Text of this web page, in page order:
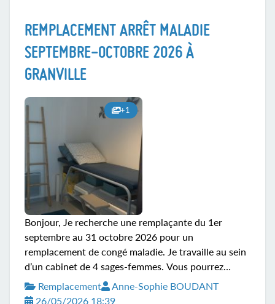
question ou problème. Nous sommes ouvertes au
compagnonnage en libéral ainsi qu'aux premières
expériences. Si souhaité, il sera également possible
de découvrir l'univers du plateau technique et de la
maison de naissance, mais ce n'est pas un prérequis
REMPLACEMENT ARRÊT MALADIE
SEPTEMBRE-OCTOBRE 2026 À
GRANVILLE
+1
Bonjour, Je recherche une remplaçante du 1er
septembre au 31 octobre 2026 pour un
remplacement de congé maladie. Je travaille au sein
d’un cabinet de 4 sages-femmes. Vous pourrez
compter sur mes collègues pour toutes questions.
Possibilité de compagnonnage avec une collègue ou
Remplacement
Anne-Sophie BOUDANT
26/05/2026 18:39